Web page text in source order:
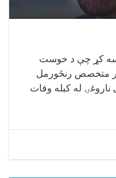
کړ چې د خوست
متخصص رنځورمل
له کبله وفات